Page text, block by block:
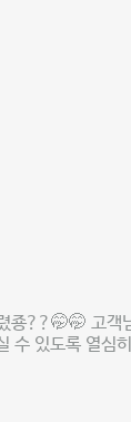
죵??🤭🤭 고
수 있도록 열심